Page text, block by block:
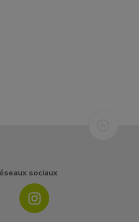
sociaux